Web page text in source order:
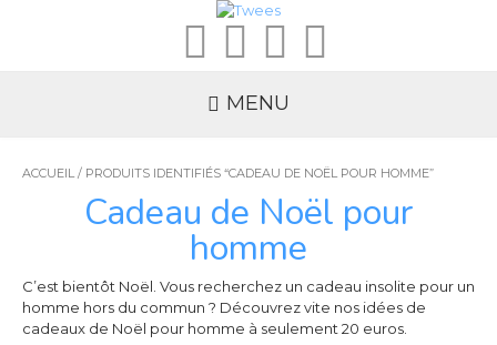
MENU
ACCUEIL / PRODUITS IDENTIFIÉS “CADEAU DE NOËL POUR HOMME”
Cadeau de Noël pour
homme
C’est bientôt Noël. Vous recherchez un cadeau insolite pour un
homme hors du commun ? Découvrez vite nos idées de
cadeaux de Noël pour homme à seulement 20 euros.